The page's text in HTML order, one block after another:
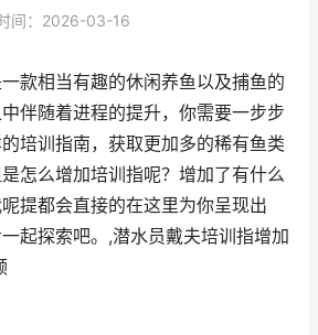
间：2026-03-16
款相当有趣的休闲养鱼以及捕鱼的
伴随着进程的提升，你需要一步步
培训指南，获取更加多的稀有鱼类
怎么增加培训指呢？增加了有什么
提都会直接的在这里为你呈现出
起探索吧。,潜水员戴夫培训指增加